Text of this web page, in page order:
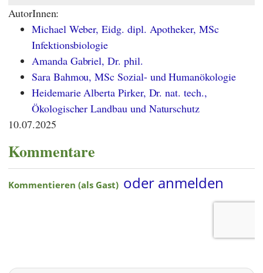
AutorInnen:
Michael Weber, Eidg. dipl. Apotheker, MSc
Infektionsbiologie
Amanda Gabriel, Dr. phil.
Sara Bahmou, MSc Sozial- und Humanökologie
Heidemarie Alberta Pirker, Dr. nat. tech.,
Ökologischer Landbau und Naturschutz
10.07.2025
Kommentare